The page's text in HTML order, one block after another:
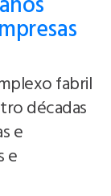
fabril
décadas
e
e